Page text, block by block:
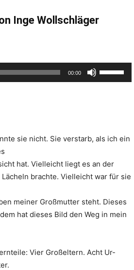
Inge Wollschläger
00:00
Hoch/
zu
sie nicht. Sie verstarb, als ich ein
hat. Vielleicht liegt es an der
brachte. Vielleicht war für sie
meiner Großmutter steht. Dieses
hat dieses Bild den Weg in mein
Vier Großeltern. Acht Ur-